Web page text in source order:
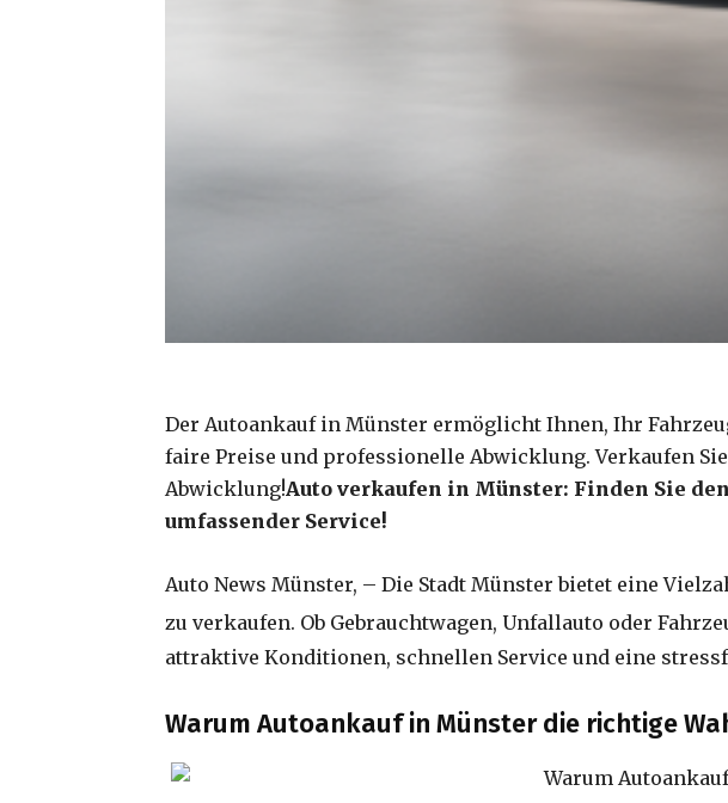
Der Autoankauf in Münster ermöglicht Ihnen, Ihr
faire Preise und professionelle Abwicklung. Verkaufen
Abwicklung!Auto verkaufen in Münster: Finden Sie
umfassender Service!
Auto News Münster, – Die Stadt Münster bietet eine
zu verkaufen. Ob Gebrauchtwagen, Unfallauto oder
attraktive Konditionen, schnellen Service und eine
Warum Autoankauf in Münster die richtige